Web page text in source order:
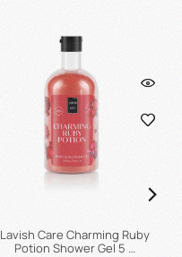
Lavish Care Charming Ruby
Potion Shower Gel 5 …